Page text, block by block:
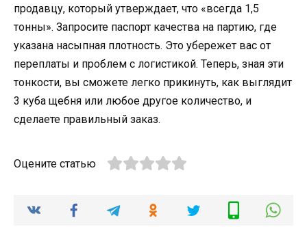
продавцу, который утверждает, что «всегда 1,5
тонны». Запросите паспорт качества на партию, где
указана насыпная плотность. Это убережет вас от
переплаты и проблем с логистикой. Теперь, зная эти
тонкости, вы сможете легко прикинуть, как выглядит
3 куба щебня или любое другое количество, и
сделаете правильный заказ.
Оцените статью